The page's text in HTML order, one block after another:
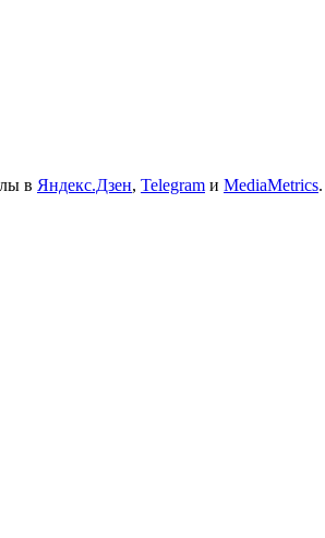
в Яндекс.Дзен, Telegram и MediaMetrics.